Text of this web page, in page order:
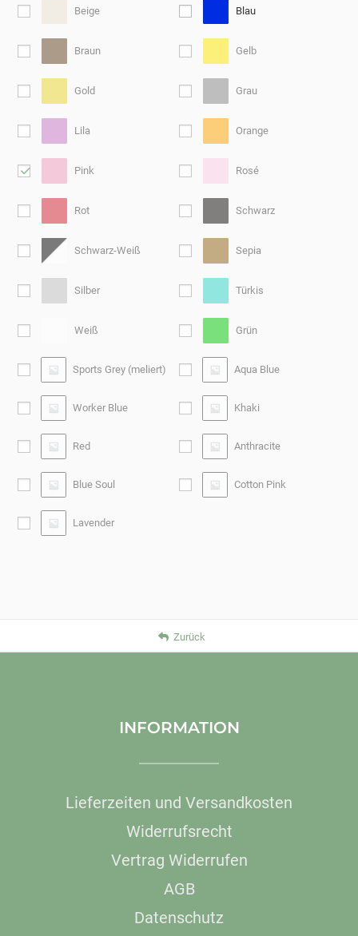
Beige Blau
Braun Gelb
Gold Grau
Lila Orange
Pink Rosé
Rot Schwarz
Schwarz-Weiß Sepia
Silber Türkis
Weiß Grün
Sports Grey (meliert) Aqua Blue
Worker Blue Khaki
Red Anthracite
Blue Soul Cotton Pink
Lavender
Zurück
INFORMATION
Lieferzeiten und Versandkosten
Widerrufsrecht
Vertrag Widerrufen
AGB
Datenschutz